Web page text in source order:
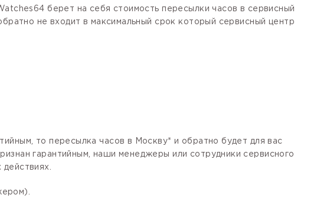
берет на себя стоимость пересылки часов в сервисный
не входит в максимальный срок который сервисный центр
то пересылка часов в Москву* и обратно будет для вас
гарантийным, наши менеджеры или сотрудники сервисного